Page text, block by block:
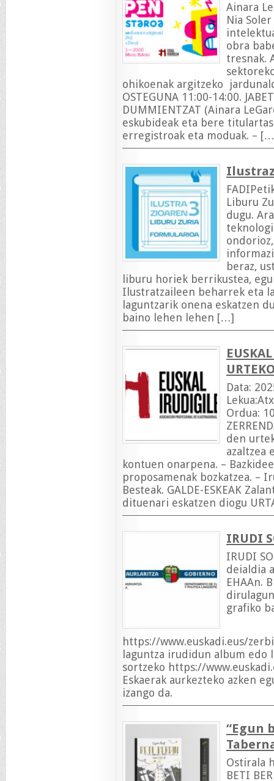
Ainara
Nia
obra
tresnak.
ohikoenak argitzeko
OSTEGUNA 11:00-14:00.
DUMMIENTZAT (Ainara
eskubideak eta bere
erregistroak eta moduak. –
Liburu
dugu.
beraz,
liburu horiek berrikustea,
Ilustratzaileen beharrek eta
laguntzarik onena eskatzen
baino lehen lehen […]
Data:
Ordua:
den
azaltzea
kontuen onarpena. –
proposamenak bozkatzea. –
Besteak. GALDE-ESKEAK
dituenari eskatzen diogu
IRUDI
IRUDI
deialdia
EHAAn.
grafiko
https://www.euskadi.eus/
laguntza irudidun album
sortzeko https://
Eskaerak aurkezteko azken
izango da.
“Egun
Ostirala
BETI